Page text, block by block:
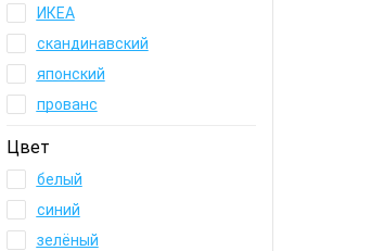
ИКЕА
скандинавский
японский
прованс
Цвет
белый
синий
зелёный